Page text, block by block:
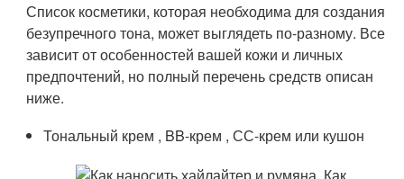
Список косметики, которая необходима для создания
безупречного тона, может выглядеть по-разному. Все
зависит от особенностей вашей кожи и личных
предпочтений, но полный перечень средств описан
ниже.
Тональный крем , BB-крем , СС-крем или кушон